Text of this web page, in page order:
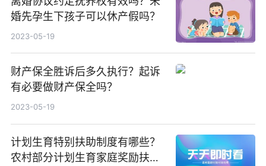
婚先孕生下孩子可以休产假吗？
2023-05-19
财产保全胜诉后多久执行？起诉
有必要做财产保全吗？
2023-05-19
计划生育特别扶助制度有哪些？
农村部分计划生育家庭奖励扶助